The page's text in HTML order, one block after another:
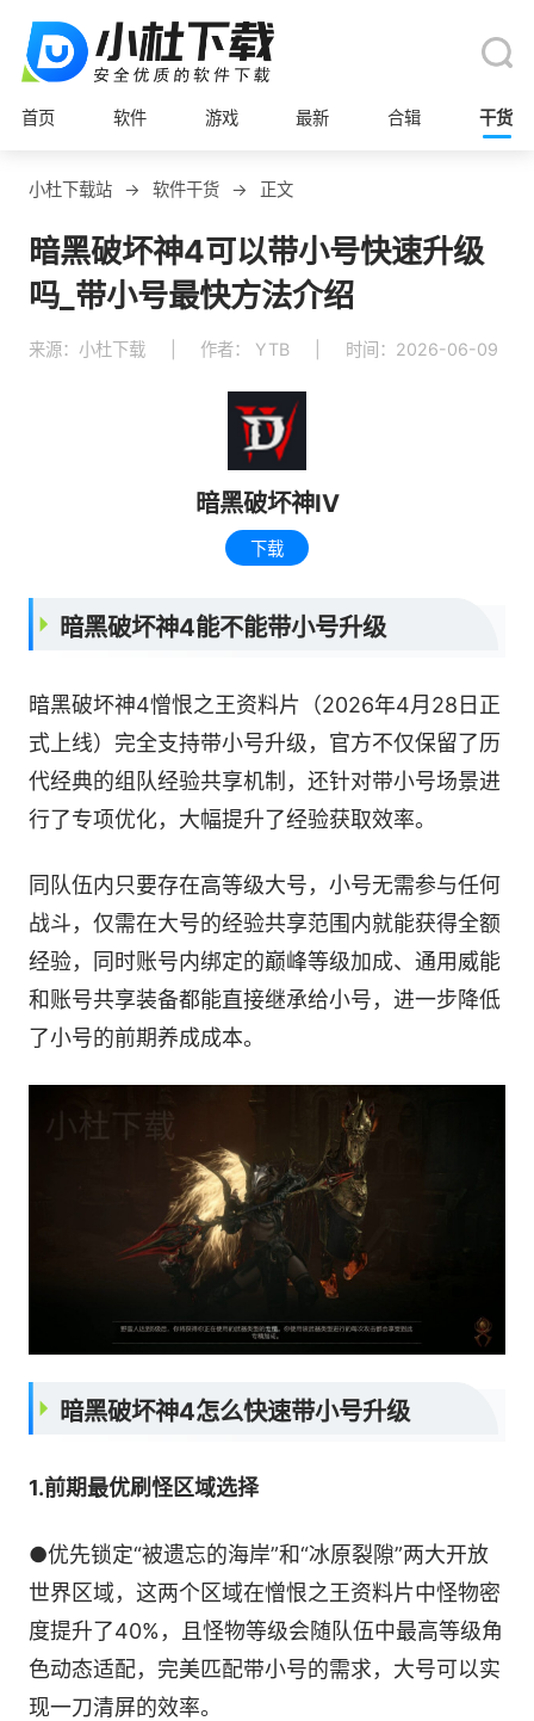
首页 软件 游戏 最新 合辑 干货
小杜下载站 → 软件干货 → 正文
暗黑破坏神4可以带小号快速升级
吗_带小号最快方法介绍
来源：小杜下载 作者： YTB 时间：2026-06-09
暗黑破坏神IV
下载
暗黑破坏神4能不能带小号升级
暗黑破坏神4憎恨之王资料片（2026年4月28日正
式上线）完全支持带小号升级，官方不仅保留了历
代经典的组队经验共享机制，还针对带小号场景进
行了专项优化，大幅提升了经验获取效率。
同队伍内只要存在高等级大号，小号无需参与任何
战斗，仅需在大号的经验共享范围内就能获得全额
经验，同时账号内绑定的巅峰等级加成、通用威能
和账号共享装备都能直接继承给小号，进一步降低
了小号的前期养成成本。
暗黑破坏神4怎么快速带小号升级
1.前期最优刷怪区域选择
●优先锁定“被遗忘的海岸”和“冰原裂隙”两大开放
世界区域，这两个区域在憎恨之王资料片中怪物密
度提升了40%，且怪物等级会随队伍中最高等级角
色动态适配，完美匹配带小号的需求，大号可以实
现一刀清屏的效率。